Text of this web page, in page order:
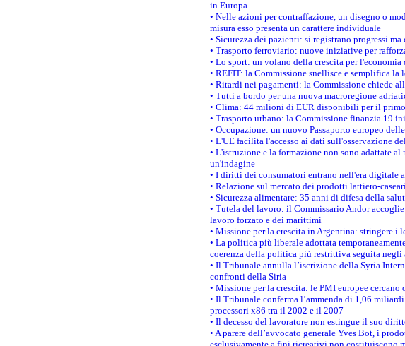
in Europa
• Nelle azioni per contraffazione, un disegno o
misura esso presenta un carattere individuale
• Sicurezza dei pazienti: si registrano progressi
• Trasporto ferroviario: nuove iniziative per
• Lo sport: un volano della crescita per l'economia
• REFIT: la Commissione snellisce e semplifica la
• Ritardi nei pagamenti: la Commissione chiede
• Tutti a bordo per una nuova macroregione
• Clima: 44 milioni di EUR disponibili per il
• Trasporto urbano: la Commissione finanzia 19
• Occupazione: un nuovo Passaporto europeo
• L'UE facilita l'accesso ai dati sull'osservazione
• L'istruzione e la formazione non sono adattate
un'indagine
• I diritti dei consumatori entrano nell'era
• Relazione sul mercato dei prodotti lattiero-
• Sicurezza alimentare: 35 anni di difesa della
• Tutela del lavoro: il Commissario Andor
lavoro forzato e dei marittimi
• Missione per la crescita in Argentina: stringere i
• La politica più liberale adottata
coerenza della politica più restrittiva seguita negli
• Il Tribunale annulla l’iscrizione della Syria
confronti della Siria
• Missione per la crescita: le PMI europee
• Il Tribunale conferma l’ammenda di 1,06
processori x86 tra il 2002 e il 2007
• Il decesso del lavoratore non estingue il suo
• A parere dell’avvocato generale Yves Bot, i